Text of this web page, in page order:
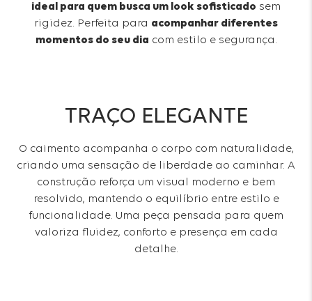
ideal para quem busca um look sofisticado sem
rigidez. Perfeita para acompanhar diferentes
momentos do seu dia com estilo e segurança.
TRAÇO ELEGANTE
O caimento acompanha o corpo com naturalidade,
criando uma sensação de liberdade ao caminhar. A
construção reforça um visual moderno e bem
resolvido, mantendo o equilíbrio entre estilo e
funcionalidade. Uma peça pensada para quem
valoriza fluidez, conforto e presença em cada
detalhe.